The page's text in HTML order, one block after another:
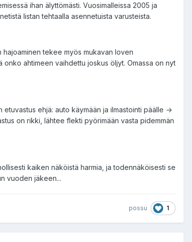
ihan älyttömästi. Vuosimalleissa 2005 ja
listan tehtaalla asennetuista varusteista.
hajoaminen tekee myös mukavan loven
ahtimeen vaihdettu joskus öljyt. Omassa on nyt
ehjä: auto käymään ja ilmastointi päälle ->
on rikki, lähtee flekti pyörimään vasta pidemmän
kaiken näköistä harmia, ja todennäköisesti se
vuoden jäkeen...
possu 1